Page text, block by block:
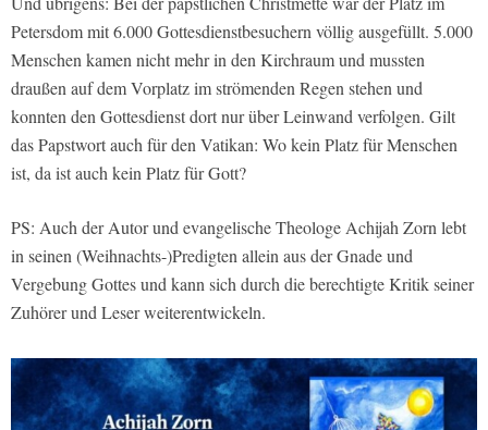
Petersdom mit 6.000 Gottesdienstbesuchern völlig ausgefüllt. 5.000
Menschen kamen nicht mehr in den Kirchraum und mussten
draußen auf dem Vorplatz im strömenden Regen stehen und
konnten den Gottesdienst dort nur über Leinwand verfolgen. Gilt
das Papstwort auch für den Vatikan: Wo kein Platz für Menschen
ist, da ist auch kein Platz für Gott?
PS: Auch der Autor und evangelische Theologe Achijah Zorn lebt
in seinen (Weihnachts-)Predigten allein aus der Gnade und
Vergebung Gottes und kann sich durch die berechtigte Kritik seiner
Zuhörer und Leser weiterentwickeln.